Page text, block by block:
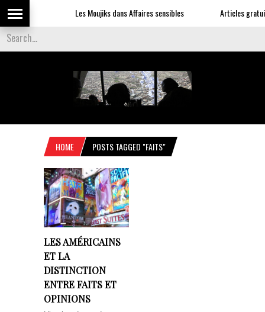
Les Moujiks dans Affaires sensibles Articles
HOME POSTS TAGGED "FAITS"
LES AMÉRICAINS
ET LA
DISTINCTION
ENTRE FAITS ET
OPINIONS